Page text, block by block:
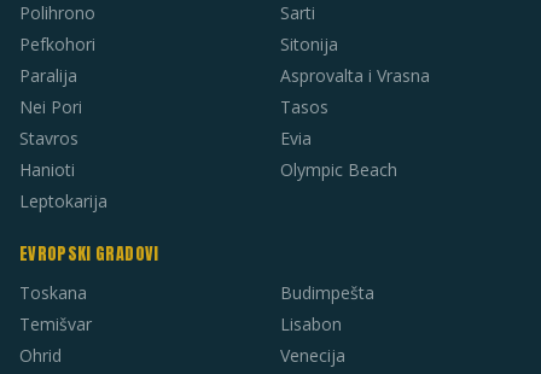
Polihrono
Pefkohori
Paralija
Nei Pori
Stavros
Hanioti
Leptokarija
Sarti
Sitonija
Asprovalta i Vrasna
Tasos
Evia
Olympic Beach
EVROPSKI GRADOVI
Toskana
Temišvar
Ohrid
Budimpešta
Lisabon
Venecija